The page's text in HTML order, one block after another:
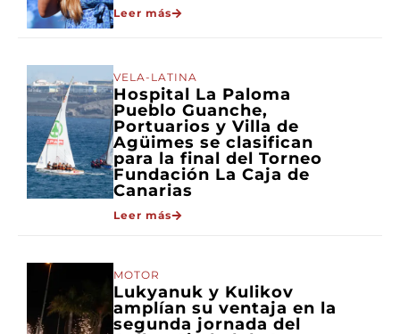
Leer más
VELA-LATINA
Hospital La Paloma
Pueblo Guanche,
Portuarios y Villa de
Agüimes se clasifican
para la final del Torneo
Fundación La Caja de
Canarias
Leer más
MOTOR
Lukyanuk y Kulikov
amplían su ventaja en la
segunda jornada del